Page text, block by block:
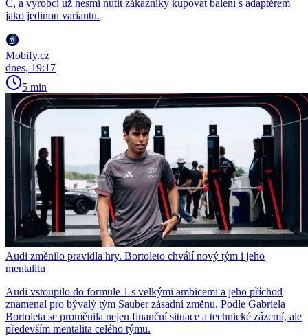
C, a výrobci už nesmí nutit zákazníky kupovat balení s adaptérem
jako jedinou variantu.
Mobify.cz
dnes, 19:17
5 min
Audi změnilo pravidla hry. Bortoleto chválí nový tým i jeho
mentalitu
Audi vstoupilo do formule 1 s velkými ambicemi a jeho příchod
znamenal pro bývalý tým Sauber zásadní změnu. Podle Gabriela
Bortoleta se proměnila nejen finanční situace a technické zázemí, ale
především mentalita celého týmu.